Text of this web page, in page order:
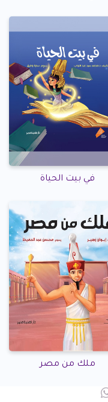
في بيت الحياة
ملك من مصر